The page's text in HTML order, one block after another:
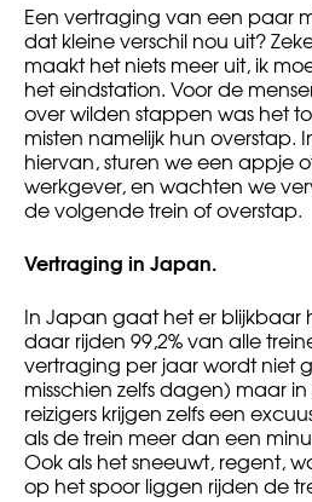
Een vertraging van een paar
dat kleine verschil nou uit?
maakt het niets meer uit, ik
het eindstation. Voor de
over wilden stappen was het
misten namelijk hun overstap.
hiervan, sturen we een appje
werkgever, en wachten we
de volgende trein of overstap.
Vertraging in Japan.
In Japan gaat het er blijkbaar
daar rijden 99,2% van alle
vertraging per jaar wordt niet
misschien zelfs dagen) maar
reizigers krijgen zelfs een
als de trein meer dan een
Ook als het sneeuwt, regent,
op het spoor liggen rijden de